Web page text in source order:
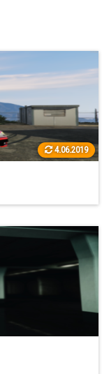
4.06.2019